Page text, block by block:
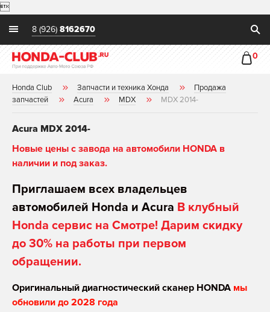

8 (926) 8162670
0
Honda Club Запчасти и техника Хонда
Продажа
запчастей
Acura MDX MDX 2014-
Acura MDX 2014-
Новые цены с завода на автомобили HONDA в
наличии и под заказ.
Приглашаем всех владельцев
автомобилей Honda и Acura В клубный
Honda сервис на Смотре! Дарим скидку
до 30% на работы при первом
обращении.
Оригинальный диагностический сканер HONDA мы
обновили до 2028 года